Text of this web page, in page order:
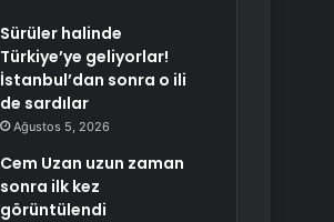
Sürüler halinde
Türkiye’ye geliyorlar!
İstanbul’dan sonra o ili
de sardılar
Ağustos 5, 2026
Cem Uzan uzun zaman
sonra ilk kez
görüntülendi